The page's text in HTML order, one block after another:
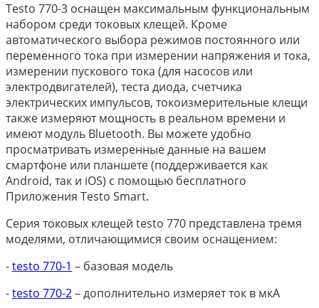
Testo 770-3 оснащен максимальным функциональным
набором среди токовых клещей. Кроме
автоматического выбора режимов постоянного или
переменного тока при измерении напряжения и тока,
измерении пускового тока (для насосов или
электродвигателей), теста диода, счетчика
электрических импульсов, токоизмерительные клещи
также измеряют мощность в реальном времени и
имеют модуль Bluetooth. Вы можете удобно
просматривать измеренные данные на вашем
смартфоне или планшете (поддерживается как
Android, так и iOS) с помощью бесплатного
Приложения Testo Smart.
Серия токовых клещей testo 770 представлена тремя
моделями, отличающимися своим оснащением:
-testo 770-1 – базовая модель
-testo 770-2– дополнительно измеряет ток в мкА